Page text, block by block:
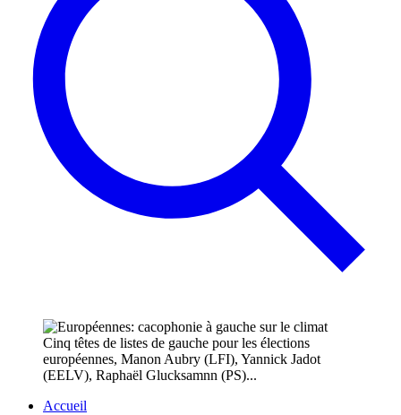
Cinq têtes de listes de gauche pour les élections
européennes, Manon Aubry (LFI), Yannick Jadot
(EELV), Raphaël Glucksamnn (PS)...
Accueil